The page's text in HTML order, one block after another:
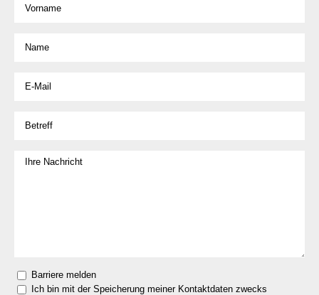
Barriere melden
Ich bin mit der Speicherung meiner Kontaktdaten zwecks